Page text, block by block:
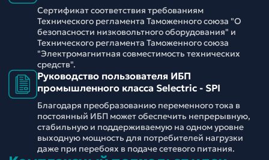
Сертификат соответствия требованиям
Технического регламента Таможенного союза "О
безопасности низковольтного оборудования" и
Технического регламента Таможенного союза
"Электромагнитная совместимость технических
средств".
Руководство пользователя ИБП
промышленного класса Selectric - SPI
Благодаря преобразованию переменного тока в
постоянный ИБП может обеспечить непрерывную,
стабильную и поддерживаемую на одном уровне
выходную мощность для потребителей нагрузки
даже при перебоях в подаче сетевого питания.